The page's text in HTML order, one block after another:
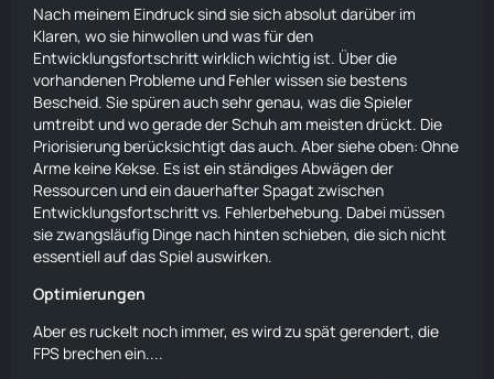
Nach meinem Eindruck sind sie sich absolut darüber im
Klaren, wo sie hinwollen und was für den
Entwicklungsfortschritt wirklich wichtig ist. Über die
vorhandenen Probleme und Fehler wissen sie bestens
Bescheid. Sie spüren auch sehr genau, was die Spieler
umtreibt und wo gerade der Schuh am meisten drückt. Die
Priorisierung berücksichtigt das auch. Aber siehe oben: Ohne
Arme keine Kekse. Es ist ein ständiges Abwägen der
Ressourcen und ein dauerhafter Spagat zwischen
Entwicklungsfortschritt vs. Fehlerbehebung. Dabei müssen
sie zwangsläufig Dinge nach hinten schieben, die sich nicht
essentiell auf das Spiel auswirken.
Optimierungen
Aber es ruckelt noch immer, es wird zu spät gerendert, die
FPS brechen ein....